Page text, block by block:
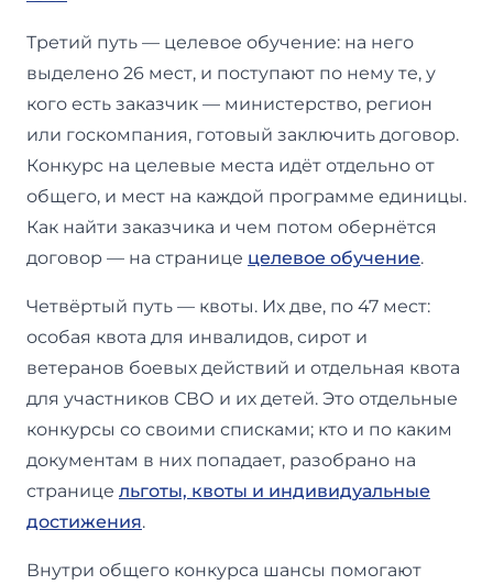
Третий путь — целевое обучение: на него
выделено 26 мест, и поступают по нему те, у
кого есть заказчик — министерство, регион
или госкомпания, готовый заключить договор.
Конкурс на целевые места идёт отдельно от
общего, и мест на каждой программе единицы.
Как найти заказчика и чем потом обернётся
договор — на странице целевое обучение.
Четвёртый путь — квоты. Их две, по 47 мест:
особая квота для инвалидов, сирот и
ветеранов боевых действий и отдельная квота
для участников СВО и их детей. Это отдельные
конкурсы со своими списками; кто и по каким
документам в них попадает, разобрано на
странице льготы, квоты и индивидуальные
достижения.
Внутри общего конкурса шансы помогают